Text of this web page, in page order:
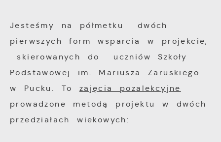
Jesteśmy na półmetku dwóch
pierwszych form wsparcia w projekcie,
skierowanych do uczniów Szkoły
Podstawowej im. Mariusza Zaruskiego
w Pucku. To zajęcia pozalekcyjne
prowadzone metodą projektu w dwóch
przedziałach wiekowych:
witryny internetowej. Treści promocyjne
mogą pojawić się na stronach podmiotów
trzecich lub firm będących naszymi
Firmy te działają w charakterze
pośredników prezentujących nasze treści w
postaci wiadomości, ofert, komunikatów
mediów społecznościowych.